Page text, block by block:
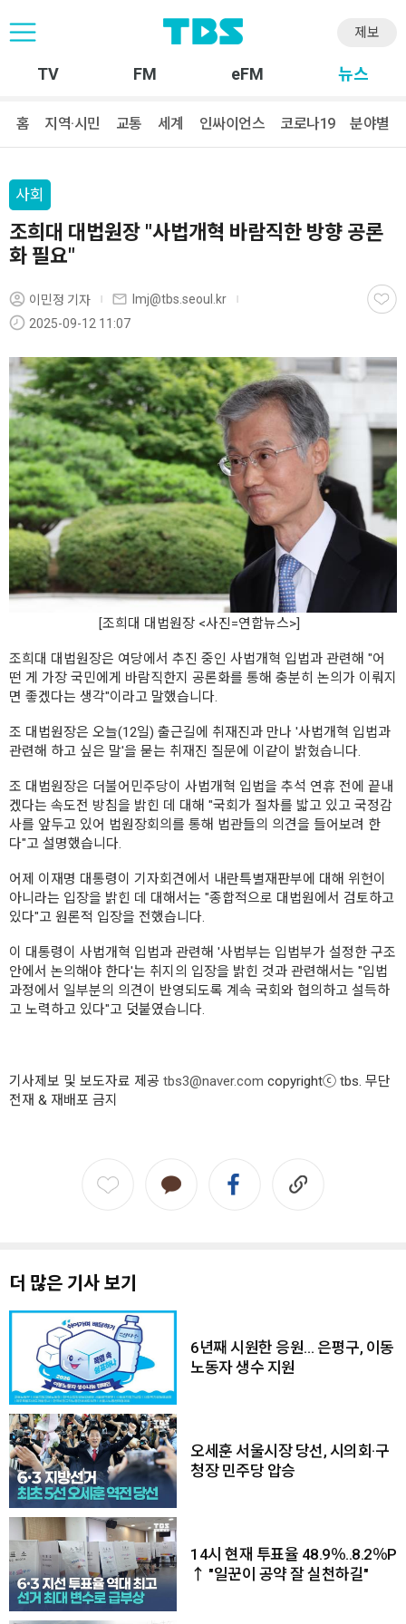
제보
TV FM eFM 뉴스
홈 지역·시민 교통 세계 인싸이언스 코로나19 분야별
사회
조희대 대법원장 "사법개혁 바람직한 방향 공론
화 필요"
이민정 기자
lmj@tbs.seoul.kr
2025-09-12 11:07
[조희대 대법원장 <사진=연합뉴스>]
조희대 대법원장은 여당에서 추진 중인 사법개혁 입법과 관련해 "어
떤 게 가장 국민에게 바람직한지 공론화를 통해 충분히 논의가 이뤄지
면 좋겠다는 생각"이라고 말했습니다.
조 대법원장은 오늘(12일) 출근길에 취재진과 만나 '사법개혁 입법과
관련해 하고 싶은 말'을 묻는 취재진 질문에 이같이 밝혔습니다.
조 대법원장은 더불어민주당이 사법개혁 입법을 추석 연휴 전에 끝내
겠다는 속도전 방침을 밝힌 데 대해 "국회가 절차를 밟고 있고 국정감
사를 앞두고 있어 법원장회의를 통해 법관들의 의견을 들어보려 한
다"고 설명했습니다.
어제 이재명 대통령이 기자회견에서 내란특별재판부에 대해 위헌이
아니라는 입장을 밝힌 데 대해서는 "종합적으로 대법원에서 검토하고
있다"고 원론적 입장을 전했습니다.
이 대통령이 사법개혁 입법과 관련해 '사법부는 입법부가 설정한 구조
안에서 논의해야 한다'는 취지의 입장을 밝힌 것과 관련해서는 "입법
과정에서 일부분의 의견이 반영되도록 계속 국회와 협의하고 설득하
고 노력하고 있다"고 덧붙였습니다.
기사제보 및 보도자료 제공 tbs3@naver.com copyrightⓒ tbs. 무단
전재 & 재배포 금지
더 많은 기사 보기
6년째 시원한 응원… 은평구, 이동
노동자 생수 지원
오세훈 서울시장 당선, 시의회·구
청장 민주당 압승
14시 현재 투표율 48.9％..8.2％P
↑ "일꾼이 공약 잘 실천하길"